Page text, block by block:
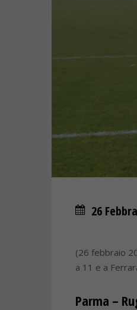
26
(26 febbraio
a 11 e a
Parma –